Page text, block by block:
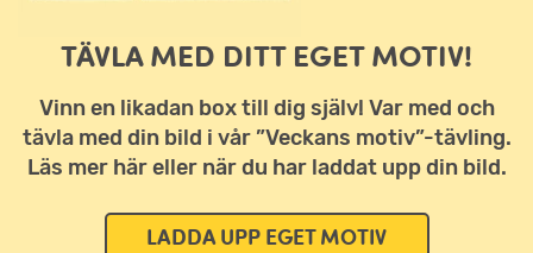
TÄVLA MED DITT EGET MOTIV!
Vinn en likadan box till dig själv! Var med och
tävla med din bild i vår ”Veckans motiv”-tävling.
Läs mer här eller när du har laddat upp din bild.
LADDA UPP EGET MOTIV